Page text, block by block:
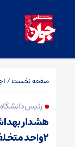
صفحه نخست/
رئیس
هشدار
۲واحد متخلف در موج اعزام زائران